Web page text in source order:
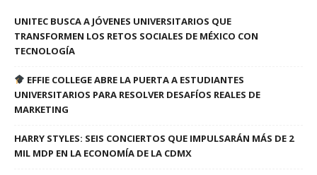
UNITEC BUSCA A JÓVENES UNIVERSITARIOS QUE
TRANSFORMEN LOS RETOS SOCIALES DE MÉXICO CON
TECNOLOGÍA
EFFIE COLLEGE ABRE LA PUERTA A ESTUDIANTES
UNIVERSITARIOS PARA RESOLVER DESAFÍOS REALES DE
MARKETING
HARRY STYLES: SEIS CONCIERTOS QUE IMPULSARÁN MÁS DE 2
MIL MDP EN LA ECONOMÍA DE LA CDMX